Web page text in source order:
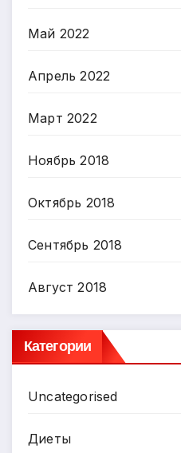
Май 2022
Апрель 2022
Март 2022
Ноябрь 2018
Октябрь 2018
Сентябрь 2018
Август 2018
Категории
Uncategorised
Диеты